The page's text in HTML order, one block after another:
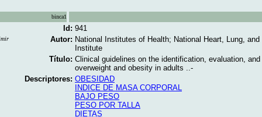
binca1
Id: 941
Autor: National Institutes of Health; National Heart, Lung, and
Institute
Título: Clinical guidelines on the identification, evaluation,
overweight and obesity in adults ..-
Descriptores: OBESIDAD
INDICE DE MASA CORPORAL
BAJO PESO
PESO POR TALLA
DIETAS